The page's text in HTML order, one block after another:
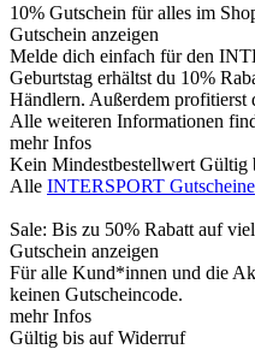
10% Gutschein für alles im
Gutschein anzeigen
Melde dich einfach für den
Geburtstag erhältst du 10%
Händlern. Außerdem profitierst
Alle weiteren Informationen
mehr Infos
Kein Mindestbestellwert Gültig
Alle INTERSPORT Gutscheine
Sale: Bis zu 50% Rabatt auf
Gutschein anzeigen
Für alle Kund*innen und die
keinen Gutscheincode.
mehr Infos
Gültig bis auf Widerruf